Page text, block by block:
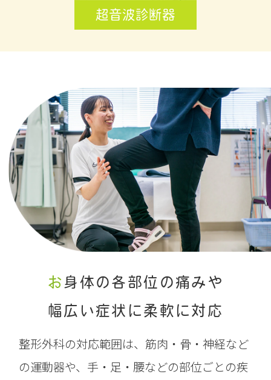
超音波診断器
お身体の各部位の痛みや
幅広い症状に柔軟に対応
整形外科の対応範囲は、筋肉・骨・神経など
の運動器や、手・足・腰などの部位ごとの疾